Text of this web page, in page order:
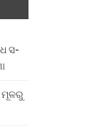
ସ-
ମୂଳରୁ